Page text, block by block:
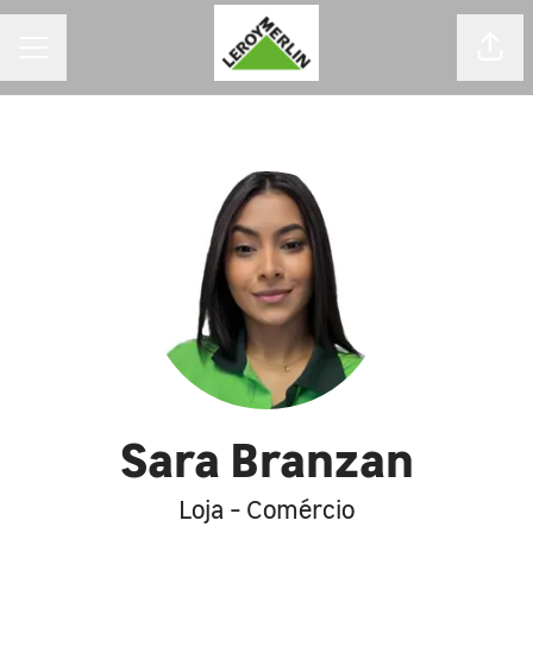
Sara Branzan
Loja - Comércio